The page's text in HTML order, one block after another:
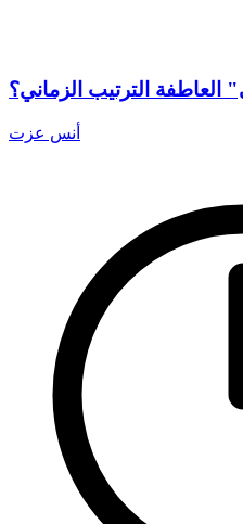
الترتيب الزماني؟
أنس عزت